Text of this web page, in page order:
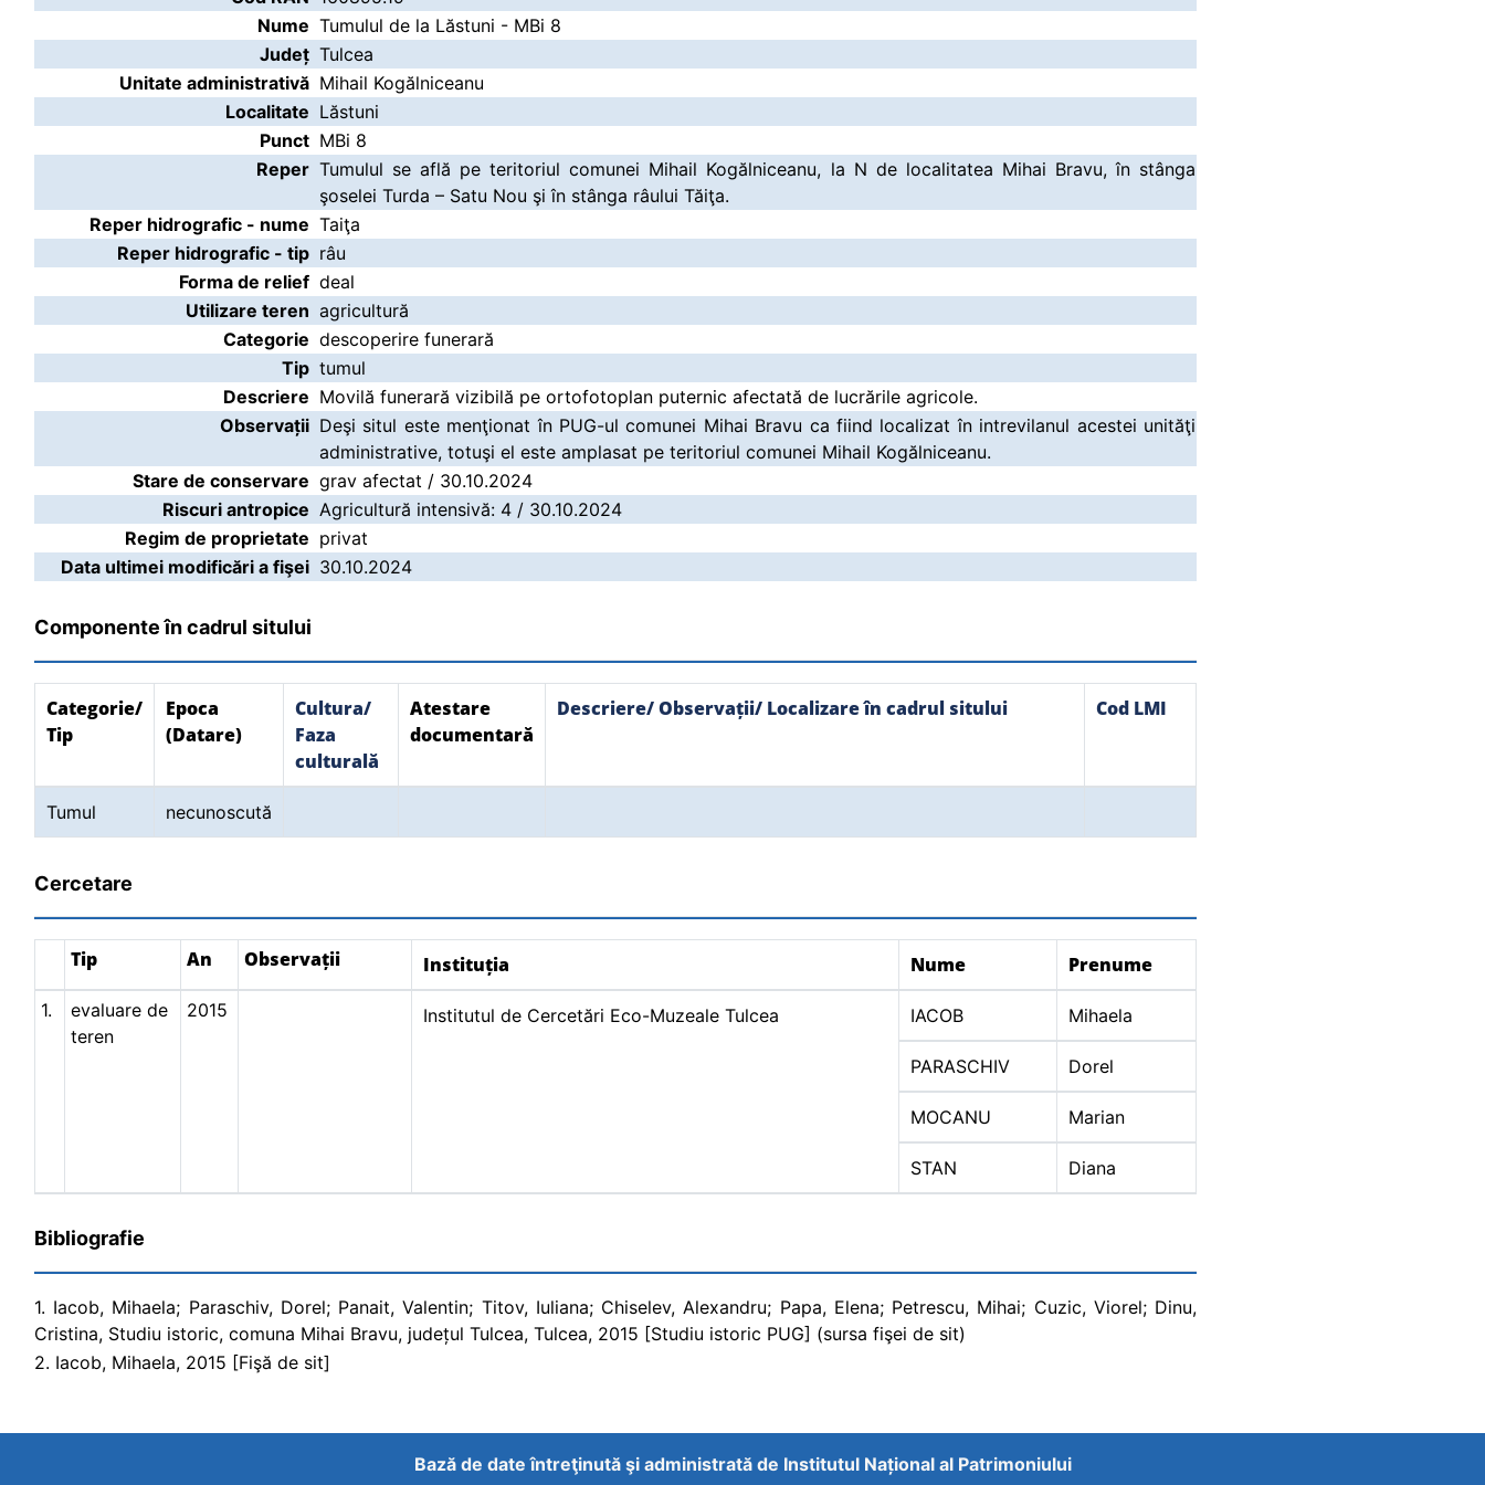
Nume Tumulul de la Lăstuni - MBi 8
Județ Tulcea
Unitate administrativă Mihail Kogălniceanu
Localitate Lăstuni
Punct MBi 8
Reper Tumulul se află pe teritoriul comunei Mihail Kogălniceanu, la N de localitatea Mihai Bravu, în stânga
şoselei Turda – Satu Nou şi în stânga râului Tăiţa.
Reper hidrografic - nume Taiţa
Reper hidrografic - tip râu
Forma de relief deal
Utilizare teren agricultură
Categorie descoperire funerară
Tip tumul
Descriere Movilă funerară vizibilă pe ortofotoplan puternic afectată de lucrările agricole.
Observații Deşi situl este menţionat în PUG-ul comunei Mihai Bravu ca fiind localizat în intrevilanul acestei unităţi
administrative, totuşi el este amplasat pe teritoriul comunei Mihail Kogălniceanu.
Stare de conservare grav afectat / 30.10.2024
Riscuri antropice Agricultură intensivă: 4 / 30.10.2024
Regim de proprietate privat
Data ultimei modificări a fişei 30.10.2024
Componente în cadrul sitului
Categorie/
Tip
Epoca
(Datare)
Cultura/
Faza
culturală
Atestare
documentară
Descriere/ Observații/ Localizare în cadrul sitului Cod LMI
Tumul necunoscută
Cercetare
Tip An Observații Instituția Nume Prenume
1.
evaluare de
teren
2015 Institutul de Cercetări Eco-Muzeale Tulcea IACOB Mihaela
PARASCHIV Dorel
MOCANU Marian
STAN Diana
Bibliografie
1. Iacob, Mihaela; Paraschiv, Dorel; Panait, Valentin; Titov, Iuliana; Chiselev, Alexandru; Papa, Elena; Petrescu, Mihai; Cuzic, Viorel; Dinu,
Cristina, Studiu istoric, comuna Mihai Bravu, județul Tulcea, Tulcea, 2015 [Studiu istoric PUG] (sursa fişei de sit)
2. Iacob, Mihaela, 2015 [Fişă de sit]
Bază de date întreţinută şi administrată de Institutul Național al Patrimoniului